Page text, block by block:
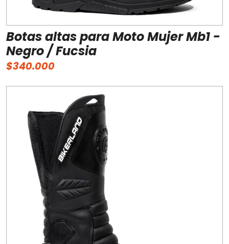
Botas altas para Moto Mujer Mb1 -
Negro / Fucsia
$340.000